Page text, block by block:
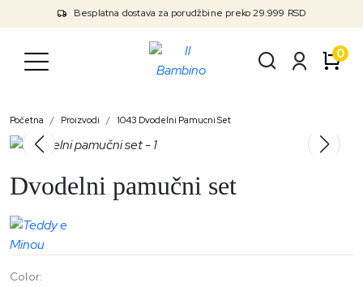
Besplatna dostava za porudžbine preko 29.999 RSD
0
Početna Proizvodi 1043 Dvodelni Pamucni Set
Dvodelni pamučni set
Color: